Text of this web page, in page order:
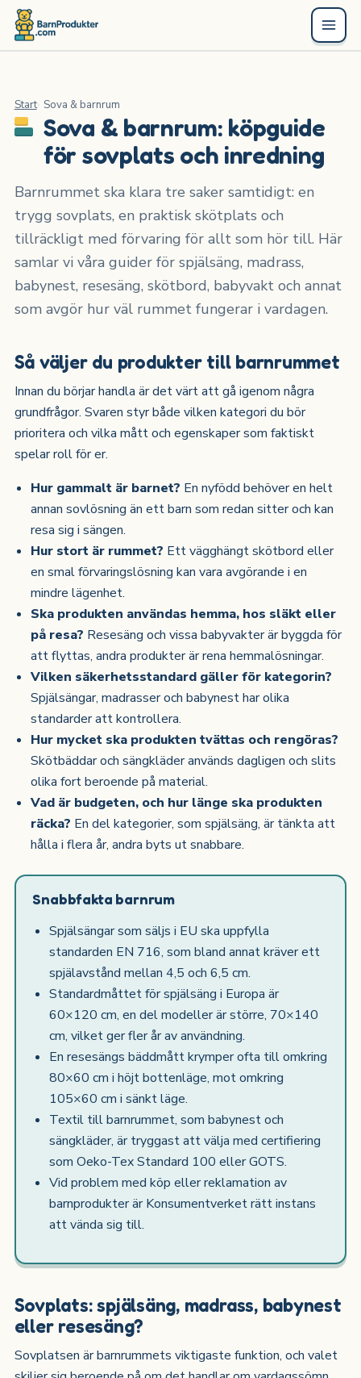
Start Sova & barnrum
Sova & barnrum: köpguide
för sovplats och inredning
Barnrummet ska klara tre saker samtidigt: en
trygg sovplats, en praktisk skötplats och
tillräckligt med förvaring för allt som hör till. Här
samlar vi våra guider för spjälsäng, madrass,
babynest, resesäng, skötbord, babyvakt och annat
som avgör hur väl rummet fungerar i vardagen.
Så väljer du produkter till barnrummet
Innan du börjar handla är det värt att gå igenom några
grundfrågor. Svaren styr både vilken kategori du bör
prioritera och vilka mått och egenskaper som faktiskt
spelar roll för er.
Hur gammalt är barnet? En nyfödd behöver en helt
annan sovlösning än ett barn som redan sitter och kan
resa sig i sängen.
Hur stort är rummet? Ett vägghängt skötbord eller
en smal förvaringslösning kan vara avgörande i en
mindre lägenhet.
Ska produkten användas hemma, hos släkt eller
på resa? Resesäng och vissa babyvakter är byggda för
att flyttas, andra produkter är rena hemmalösningar.
Vilken säkerhetsstandard gäller för kategorin?
Spjälsängar, madrasser och babynest har olika
standarder att kontrollera.
Hur mycket ska produkten tvättas och rengöras?
Skötbäddar och sängkläder används dagligen och slits
olika fort beroende på material.
Vad är budgeten, och hur länge ska produkten
räcka? En del kategorier, som spjälsäng, är tänkta att
hålla i flera år, andra byts ut snabbare.
Snabbfakta barnrum
Spjälsängar som säljs i EU ska uppfylla
standarden EN 716, som bland annat kräver ett
spjälavstånd mellan 4,5 och 6,5 cm.
Standardmåttet för spjälsäng i Europa är
60×120 cm, en del modeller är större, 70×140
cm, vilket ger fler år av användning.
En resesängs bäddmått krymper ofta till omkring
80×60 cm i höjt bottenläge, mot omkring
105×60 cm i sänkt läge.
Textil till barnrummet, som babynest och
sängkläder, är tryggast att välja med certifiering
som Oeko-Tex Standard 100 eller GOTS.
Vid problem med köp eller reklamation av
barnprodukter är Konsumentverket rätt instans
att vända sig till.
Sovplats: spjälsäng, madrass, babynest
eller resesäng?
Sovplatsen är barnrummets viktigaste funktion, och valet